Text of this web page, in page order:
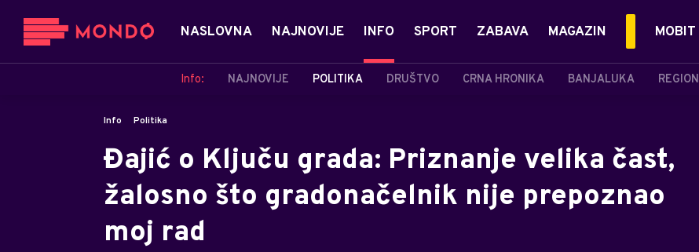
NASLOVNA NAJNOVIJE INFO
Info: NAJNOVIJE POLITIKA DRUŠTVO CRNA HRONIKA BANJALUKA REGION
SPORT ZABAVA MAGAZIN MOBIT
Info Politika
Đajić o Ključu grada: Priznanje velika čast,
žalosno što gradonačelnik nije prepoznao
moj rad